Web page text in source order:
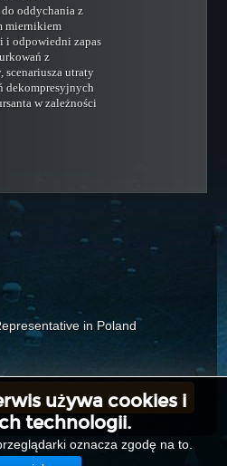
I
II
Diver
oddychania z
miernikiem
i odpowiedni zapas
z
scenariusza utraty
dekompresyjnych
w zależności
używa cookies i
technologii.
oznacza zgodę na to.
in Poland
Top